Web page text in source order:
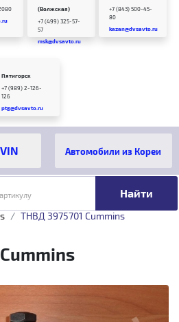
(Волжская)
+7 (499) 325-57-
57
msk@dvsavto.ru
+7 (843) 500-45-
80
kazan@dvsavto.ru
Пятигорск
+7 (989) 2-126-
126
ptg@dvsavto.ru
Автомобили из Кореи
Топливная аппаратура
ТНВД 3975701 Cummins